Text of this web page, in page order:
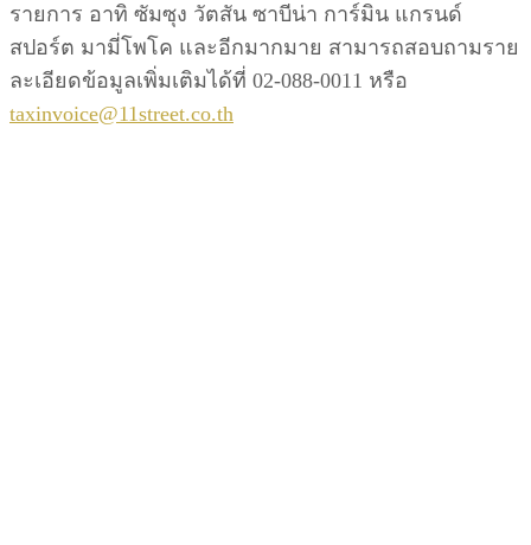
รายการ อาทิ ซัมซุง วัตสัน ซาบีน่า การ์มิน แกรนด์
สปอร์ต มามี่โพโค และอีกมากมาย สามารถสอบถามราย
ละเอียดข้อมูลเพิ่มเติมได้ที่ 02-088-0011 หรือ
taxinvoice@11street.co.th